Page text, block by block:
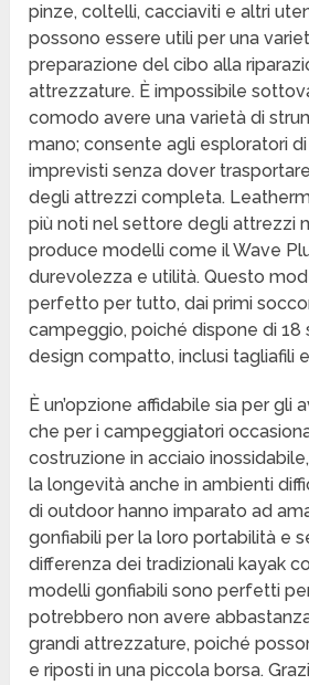
pinze, coltelli, cacciaviti e altri
possono essere utili per una
preparazione del cibo alla
attrezzature. È impossibile
comodo avere una varietà di
mano; consente agli esploratori
imprevisti senza dover
degli attrezzi completa.
più noti nel settore degli attrezzi
produce modelli come il Wave
durevolezza e utilità. Questo
perfetto per tutto, dai primi
campeggio, poiché dispone di 18
design compatto, inclusi tagliafili
È un’opzione affidabile sia per gli
che per i campeggiatori
costruzione in acciaio
la longevità anche in ambienti
di outdoor hanno imparato ad
gonfiabili per la loro portabilità e
differenza dei tradizionali kayak
modelli gonfiabili sono perfetti
potrebbero non avere
grandi attrezzature, poiché
e riposti in una piccola borsa.